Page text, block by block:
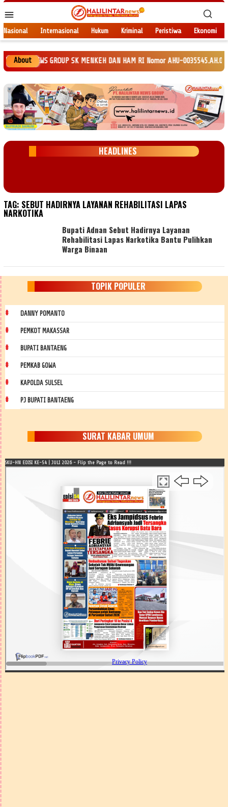
ke
kontenMobile
Nasional Internasional Hukum Kriminal Peristiwa Ekonomi
About
NEWS GROUP SK MENKEH DAN HAM RI Nomor AHU-
HEADLINES
TAG: SEBUT HADIRNYA LAYANAN REHABILITASI LAPAS
NARKOTIKA
Bupati Adnan Sebut Hadirnya Layanan
Rehabilitasi Lapas Narkotika Bantu Pulihkan
Warga Binaan
TOPIK POPULER
DANNY POMANTO
PEMKOT MAKASSAR
BUPATI BANTAENG
PEMKAB GOWA
KAPOLDA SULSEL
PJ BUPATI BANTAENG
SURAT KABAR UMUM
SKU-HN EDISI KE-54 | JULI 2026 - Flip the Page to Read !!!